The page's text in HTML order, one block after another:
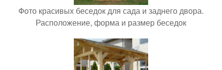
Фото красивых беседок для сада и заднего двора.
Расположение, форма и размер беседок